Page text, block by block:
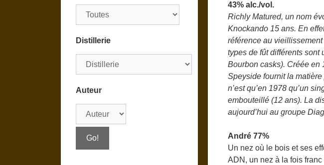
43% alc./vol.
Richly Matured, un nom
Knockando 15 ans. En
référence au
types de fût différents sont
Bourbon casks). Créée en
Speyside fournit la
n’est qu’en 1978 qu’un
embouteillé (12 ans). La
aujourd’hui au groupe
André 77%
Un nez où le bois et ses
ADN, un nez à la fois
Distillerie
Auteur